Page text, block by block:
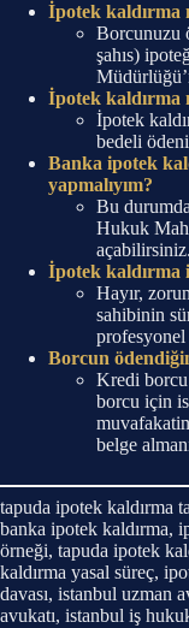
İpotek kaldırma
Borcunuzu
şahıs)
İpotek kaldırma
İpotek
bedeli
Banka ipotek
yapmalıyım?
Bu
Hukuk
açabilirsiniz.
İpotek kaldırma
Hayır,
sahibinin
Borcun
Kredi borcu
borcu için
belge
tapuda ipotek kaldırma
banka ipotek kaldırma,
örneği, tapuda ipotek
kaldırma yasal süreç,
davası, istanbul uzman
avukatı, istanbul iş